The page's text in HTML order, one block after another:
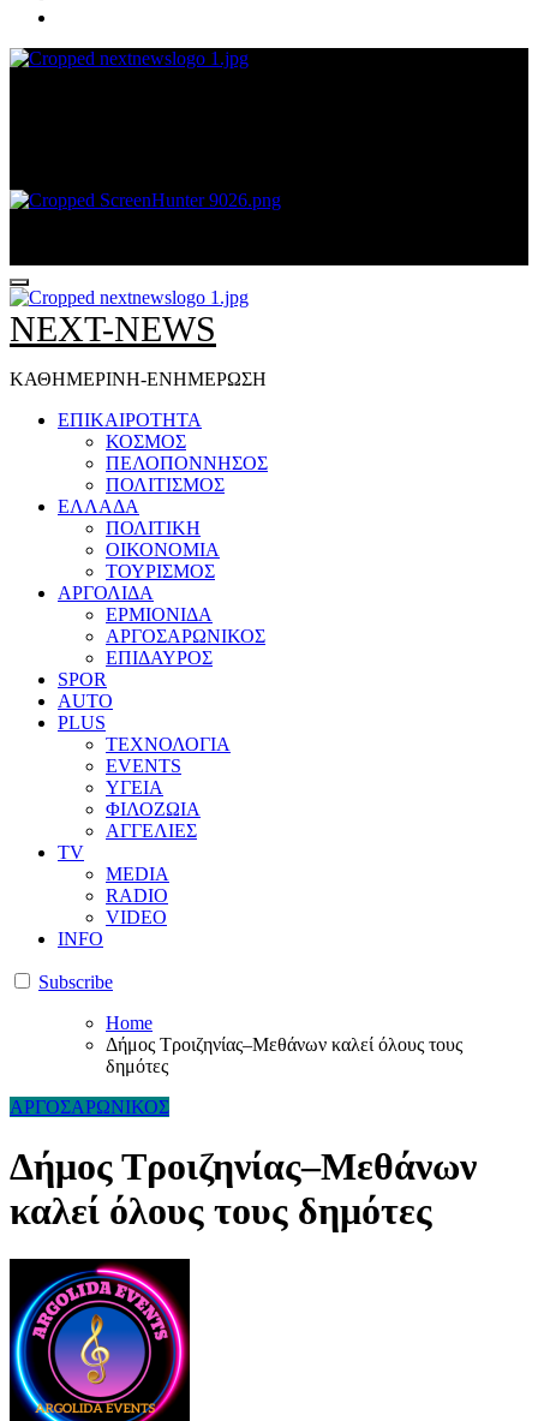
NEXT-NEWS
ΚΑΘΗΜΕΡΙΝΗ-ΕΝΗΜΕΡΩΣΗ
ΕΠΙΚΑΙΡΟΤΗΤΑ
ΚΟΣΜΟΣ
ΠΕΛΟΠΟΝΝΗΣΟΣ
ΠΟΛΙΤΙΣΜΟΣ
ΕΛΛΑΔΑ
ΠΟΛΙΤΙΚΗ
ΟΙΚΟΝΟΜΙΑ
ΤΟΥΡΙΣΜΟΣ
ΑΡΓΟΛΙΔΑ
ΕΡΜΙΟΝΙΔΑ
ΑΡΓΟΣΑΡΩΝΙΚΟΣ
ΕΠΙΔΑΥΡΟΣ
SPOR
AUTO
PLUS
ΤΕΧΝΟΛΟΓΙΑ
EVENTS
ΥΓΕΙΑ
ΦΙΛΟΖΩΙΑ
ΑΓΓΕΛΙΕΣ
ΤV
MEDIA
RADIO
VIDEO
INFO
Subscribe
Home
Δήμος Τροιζηνίας–Μεθάνων καλεί όλους τους
δημότες
ΑΡΓΟΣΑΡΩΝΙΚΟΣ
Δήμος Τροιζηνίας–Μεθάνων
καλεί όλους τους δημότες